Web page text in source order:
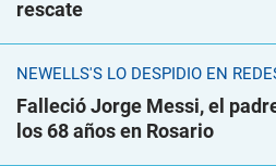
rescate
NEWELLS'S LO DESPIDIÓ EN
Falleció Jorge Messi, el
los 68 años en Rosario